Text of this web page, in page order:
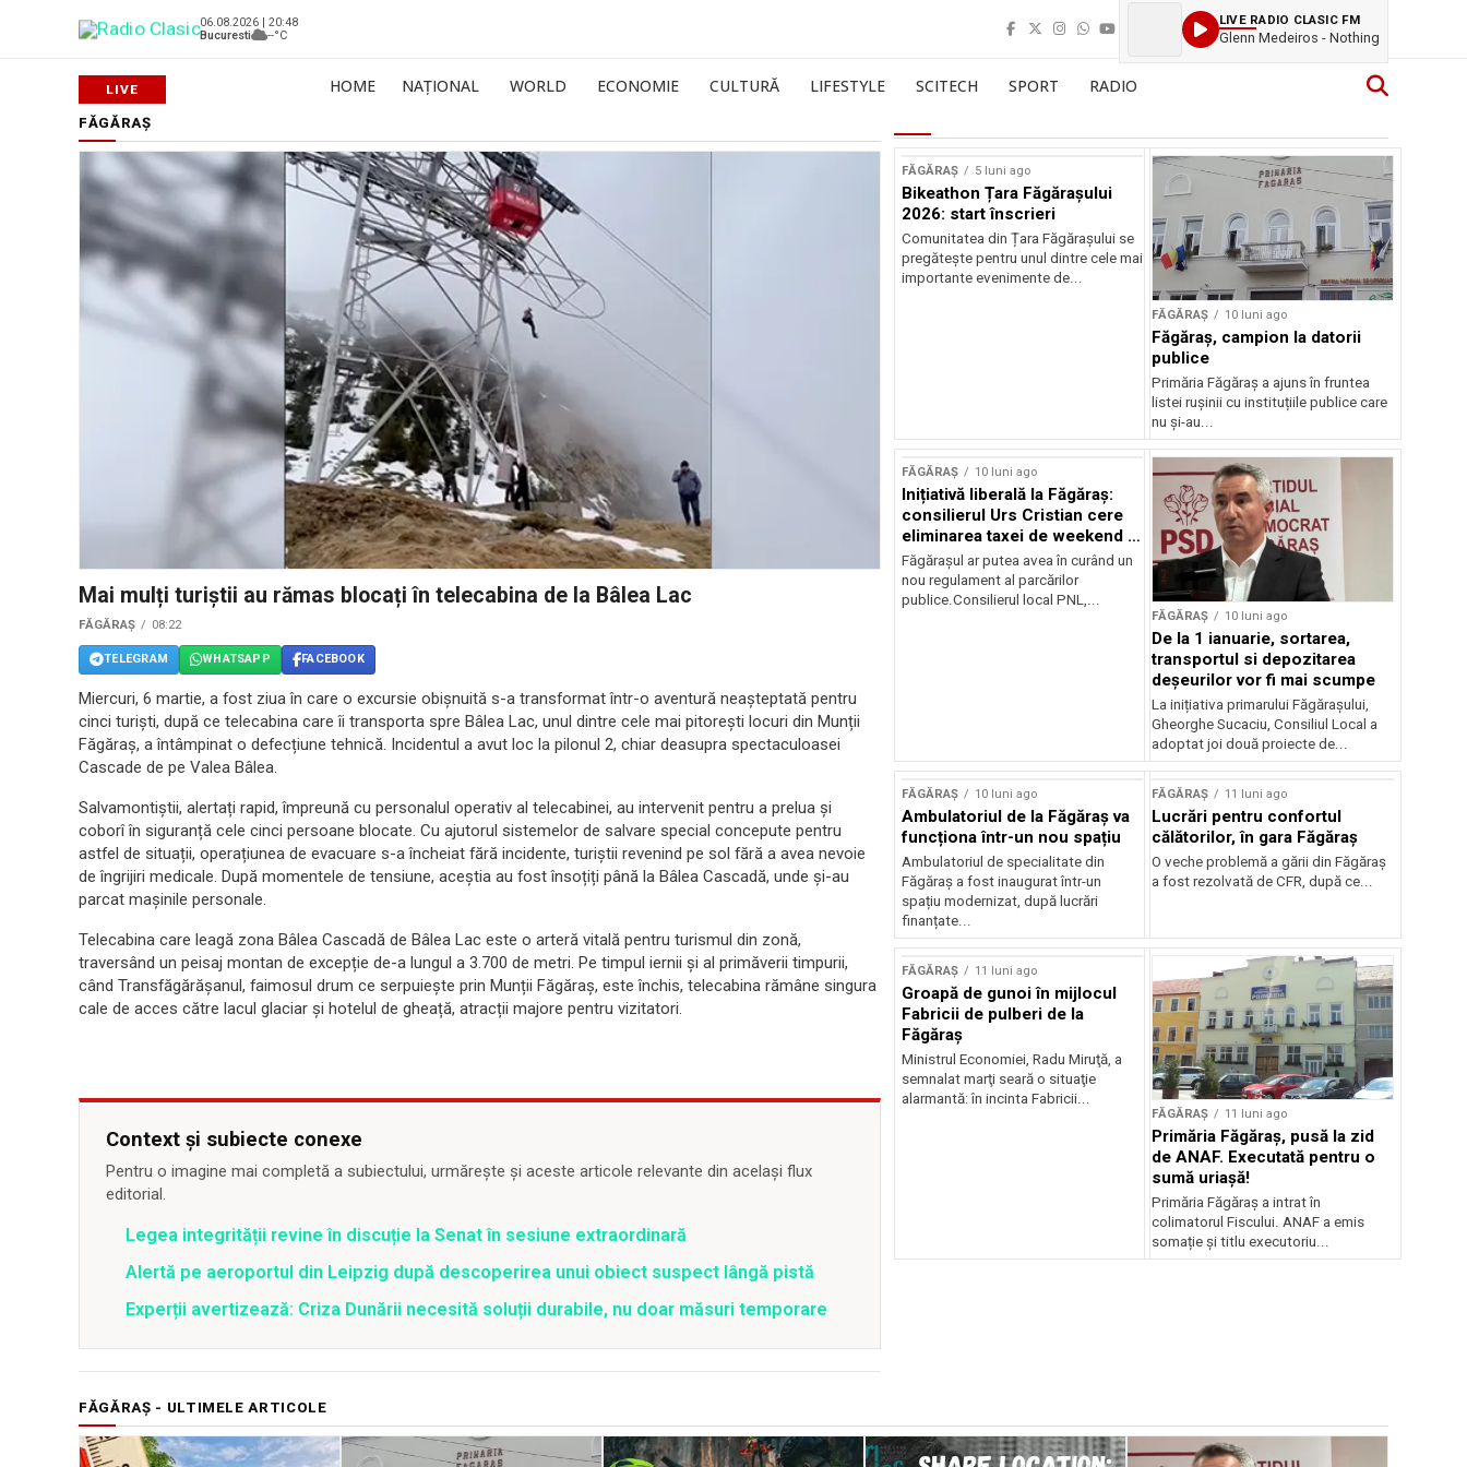
06.08.2026 | 20:48
Bucuresti
--°C
LIVE RADIO CLASIC FM
Glenn Medeiros - Nothing
HOME NAȚIONAL WORLD ECONOMIE CULTURĂ LIFESTYLE SCITECH SPORT RADIO
FĂGĂRAȘ
Mai mulți turiștii au rămas blocați în telecabina de la Bâlea Lac
FĂGĂRAȘ 08:22
TELEGRAM WHATSAPP FACEBOOK
Miercuri, 6 martie, a fost ziua în care o excursie obișnuită s-a transformat într-o aventură neașteptată pentru
cinci turiști, după ce telecabina care îi transporta spre Bâlea Lac, unul dintre cele mai pitorești locuri din Munții
Făgăraș, a întâmpinat o defecțiune tehnică. Incidentul a avut loc la pilonul 2, chiar deasupra spectaculoasei
Cascade de pe Valea Bâlea.
Salvamontiștii, alertați rapid, împreună cu personalul operativ al telecabinei, au intervenit pentru a prelua și
coborî în siguranță cele cinci persoane blocate. Cu ajutorul sistemelor de salvare special concepute pentru
astfel de situații, operațiunea de evacuare s-a încheiat fără incidente, turiștii revenind pe sol fără a avea nevoie
de îngrijiri medicale. După momentele de tensiune, aceștia au fost însoțiți până la Bâlea Cascadă, unde și-au
parcat mașinile personale.
Telecabina care leagă zona Bâlea Cascadă de Bâlea Lac este o arteră vitală pentru turismul din zonă,
traversând un peisaj montan de excepție de-a lungul a 3.700 de metri. Pe timpul iernii și al primăverii timpurii,
când Transfăgărășanul, faimosul drum ce serpuiește prin Munții Făgăraș, este închis, telecabina rămâne singura
cale de acces către lacul glaciar și hotelul de gheață, atracții majore pentru vizitatori.
Context și subiecte conexe
Pentru o imagine mai completă a subiectului, urmărește și aceste articole relevante din același flux
editorial.
Legea integrității revine în discuție la Senat în sesiune extraordinară
Alertă pe aeroportul din Leipzig după descoperirea unui obiect suspect lângă pistă
Experții avertizează: Criza Dunării necesită soluții durabile, nu doar măsuri temporare
FĂGĂRAȘ 5 luni ago
Bikeathon Țara Făgărașului
2026: start înscrieri
Comunitatea din Țara Făgărașului se
pregătește pentru unul dintre cele mai
importante evenimente de...
FĂGĂRAȘ 10 luni ago
Făgăraș, campion la datorii
publice
Primăria Făgăraș a ajuns în fruntea
listei rușinii cu instituțiile publice care
nu și-au...
FĂGĂRAȘ 10 luni ago
Inițiativă liberală la Făgăraș:
consilierul Urs Cristian cere
eliminarea taxei de weekend și
plata cash a parcării
Făgărașul ar putea avea în curând un
nou regulament al parcărilor
publice.Consilierul local PNL,...
FĂGĂRAȘ 10 luni ago
De la 1 ianuarie, sortarea,
transportul si depozitarea
deșeurilor vor fi mai scumpe
La inițiativa primarului Făgărașului,
Gheorghe Sucaciu, Consiliul Local a
adoptat joi două proiecte de...
FĂGĂRAȘ 10 luni ago
Ambulatoriul de la Făgăraș va
funcționa într-un nou spațiu
Ambulatoriul de specialitate din
Făgăraș a fost inaugurat într-un
spațiu modernizat, după lucrări
finanțate...
FĂGĂRAȘ 11 luni ago
Lucrări pentru confortul
călătorilor, în gara Făgăraș
O veche problemă a gării din Făgăraș
a fost rezolvată de CFR, după ce...
FĂGĂRAȘ 11 luni ago
Groapă de gunoi în mijlocul
Fabricii de pulberi de la
Făgăraș
Ministrul Economiei, Radu Miruţă, a
semnalat marţi seară o situaţie
alarmantă: în incinta Fabricii...
FĂGĂRAȘ 11 luni ago
Primăria Făgăraș, pusă la zid
de ANAF. Executată pentru o
sumă uriașă!
Primăria Făgăraș a intrat în
colimatorul Fiscului. ANAF a emis
somație și titlu executoriu...
FĂGĂRAȘ - ULTIMELE ARTICOLE